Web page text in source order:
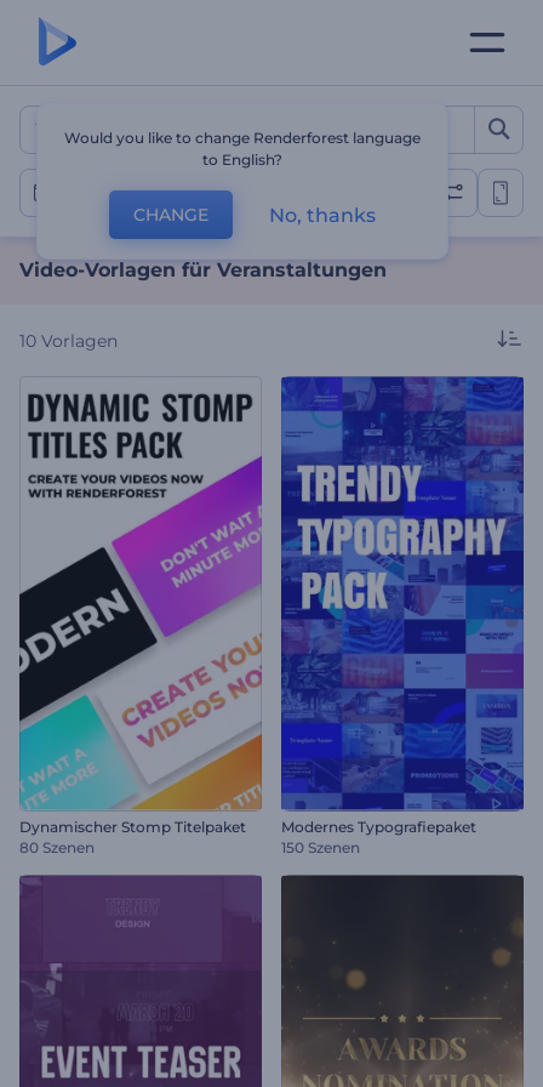
Video-Vorlagen für
Veranstaltungs-Videos
Video-Vorlagen für Veranstaltungen
10 Vorlagen
Dynamischer Stomp Titelpaket
80 Szenen
Modernes Typografiepaket
150 Szenen
Would you like to change Renderforest language
to English?
CHANGE No, thanks